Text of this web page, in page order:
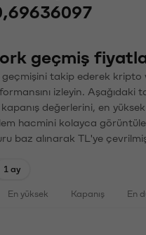
geçmiş
takip ederek kripto
izleyin. Aşağıdaki
kapanış değerlerini, en
hacmini kolayca
baz alınarak TL'ye
1 ay
En yüksek Kapanış En